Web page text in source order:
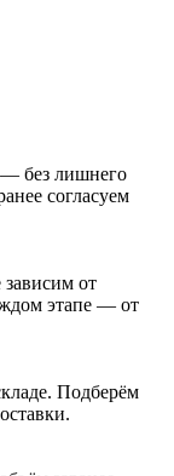
без лишнего
согласуем
от
этапе — от
Подберём